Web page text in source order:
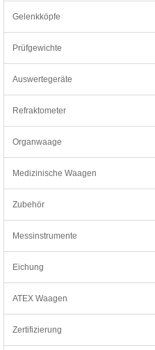
Gelenkköpfe
Prüfgewichte
Auswertegeräte
Refraktometer
Organwaage
Medizinische Waagen
Zubehör
Messinstrumente
Eichung
ATEX Waagen
Zertifizierung